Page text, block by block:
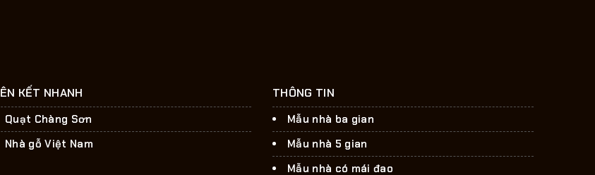
KẾT NHANH
Quạt Chàng Sơn
Nhà gỗ Việt Nam
THÔNG TIN
Mẫu nhà ba gian
Mẫu nhà 5 gian
Mẫu nhà có mái đao